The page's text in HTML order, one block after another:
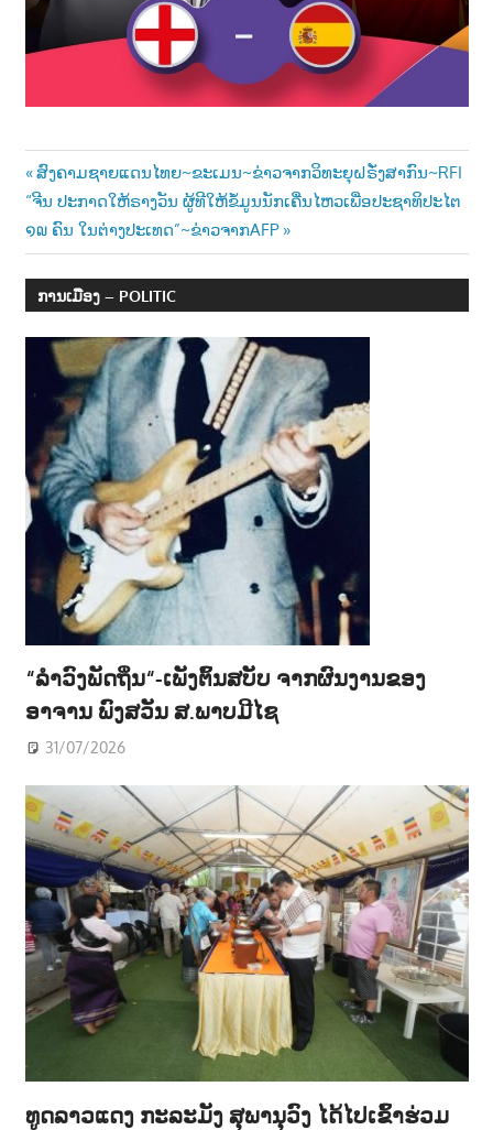
Post
navigation
Previous
Post:
ສົງຄາມຊາຍແດນໄທຍ~ຂະເມນ~ຂ່າວຈາກວິທະຍຸຝຣັ່ງສາກົນ~RFI
Next
Post:
“ຈີນ ປະກາດໃຫ້ຣາງວັນ ຜູ້ທີໃຫ້ຂໍ້ມູນນັກເຄື່ນໄຫວເພື່ອປະຊາທິປະໄຕ
໑໙ ຄົນ ໃນຕ່າງປະເທດ”~ຂ່າວຈາກAFP
ການເມືອງ – POLITIC
“ລຳວົງພັດຖິ່ນ“-ເພັງຕົ້ນສບັບ ຈາກຜົນງານຂອງ
ອາຈານ ພົງສວັນ ສ.ພາບມີໄຊ
31/07/2026
ທູດລາວແດງ ກະລະມັງ ສຸພານຸວົງ ໄດ້ໄປເຂົ້າຮ່ວມ